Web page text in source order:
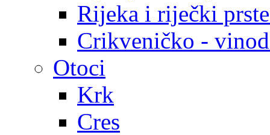
Rijeka i riječki
Crikveničko -
Otoci
Krk
Cres